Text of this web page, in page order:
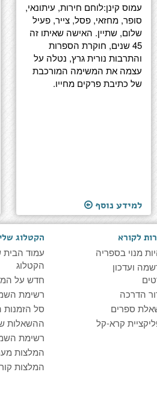
עמוס קינן:לוחם חירות, עיתונאי,
סופר, מחזאי, פסל, צייר, פעיל
שלום, שתיין. האישה שאיתו זה
45 שנים, חוקרת הספרות
והתרבות נורית גרץ, נטלה על
עצמה את המשימה המורכבת
של כתיבת פרקים מחייו.
למידע נוסף
לקורא
מנוי בספריה
ועדכון
הדרכה
ספרים
קרא-קל
הקטלוג
עמוד
הקטלוג
חדש על
רשימת
סל הזמנות
ההשאלות
רשימת
המלצות
המלצות